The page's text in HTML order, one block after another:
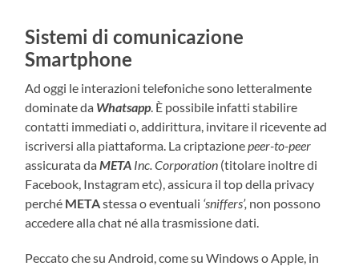
Sistemi di comunicazione
Smartphone
Ad oggi le interazioni telefoniche sono letteralmente
dominate da Whatsapp. È possibile infatti stabilire
contatti immediati o, addirittura, invitare il ricevente ad
iscriversi alla piattaforma. La criptazionepeer-to-peer
assicurata daMETA Inc. Corporation (titolare inoltre di
Facebook, Instagram etc), assicura il top della privacy
perché METAstessa o eventuali ‘sniffers’, non possono
accedere alla chat né alla trasmissione dati.
Peccato che su Android, come su Windows o Apple, in